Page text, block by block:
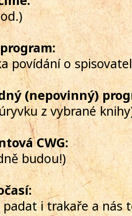
povídání o
(nepovinný)
z vybrané
CWG:
budou!)
i trakaře a nás